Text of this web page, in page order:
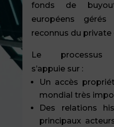
fonds de
européens
reconnus du private
Le processus
s’appuie sur :
Un accès
mondial très
Des relations
principaux